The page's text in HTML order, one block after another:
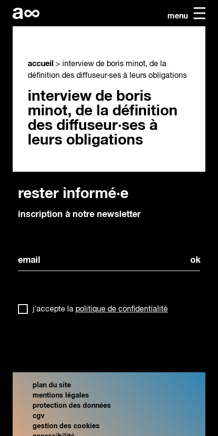
menu
accueil > interview de boris minot, de la
définition des diffuseur·ses à leurs obligations
interview de boris
minot, de la définition
des diffuseur·ses à
leurs obligations
rester informé·e
inscription à notre newsletter
j'accepte la politique de confidentialité
plan du site
mentions légales
protection des données
cgv
gestion des cookies